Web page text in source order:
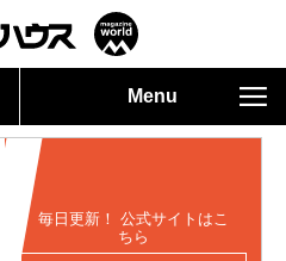
Menu
毎日更新！ 公式サイトはこ
ちら